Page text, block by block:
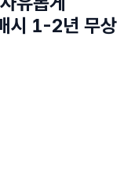
시 1-2년 무상